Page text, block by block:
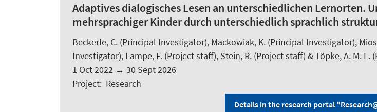
Adaptives dialogisches Lesen an unterschiedlichen Lernorten.
mehrsprachiger Kinder durch unterschiedlich sprachlich
Beckerle, C. (Principal Investigator), Mackowiak, K. (Principal Investigator),
Investigator), Lampe, F. (Project staff), Stein, R. (Project staff) & Töpke, A. M. L.
1 Oct 2022 → 30 Sept 2026
Project: Research
Details in the research portal